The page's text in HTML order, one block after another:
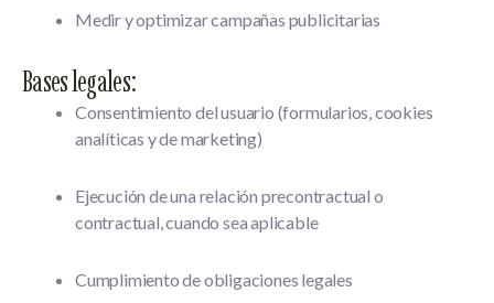
Medir y optimizar campañas publicitarias
Bases legales:
Consentimiento del usuario (formularios, cookies
analíticas y de marketing)
Ejecución de una relación precontractual o
contractual , cuando sea aplicable
Cumplimiento de obligaciones legales